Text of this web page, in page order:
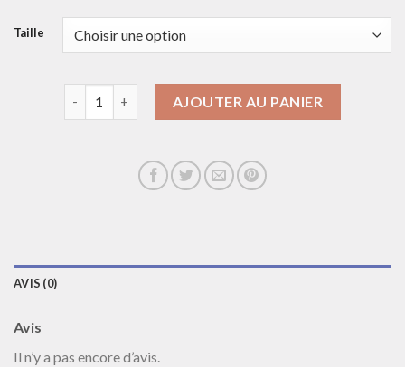
Taille
AJOUTER AU PANIER
AVIS (0)
Avis
Il n’y a pas encore d’avis.